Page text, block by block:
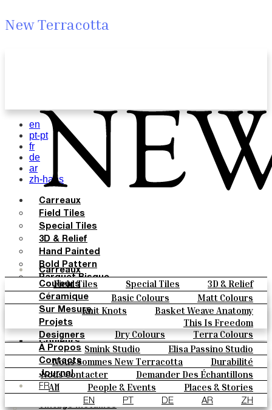
New Terracotta
Carreaux
Field Tiles Special Tiles
3D & Relief
Hand Painted
Bold Pattern
Parquet Bisque
Natural Cotto
Elisa Passino
Smink
Paulo Vale
Couleurs
Basic Colours
Matt Colours
Oxide Explosions
Special Firing
Vintage Metallics
Gold & Platinum
Blends
Dry Colours
Terra Colours
Céramique
Knit Knots
Basket Weave Anatomy
This Is Freedom
Sur Mesure
Projets
Designers
Smink Studio
Elisa Passino Studio
Paulo Vale
À Propos
Nous Sommes New Terracotta
Durabilité
Le Studio
Contacts
Nous Contacter
Demander Des Échantillons
Comment Acheter
Catalogues Et Spécifications Techniques
FAQ
Journal
All People & Events
Places & Stories
Materials & Sustainability
Inspiration & Culture
FR
EN PT DE AR ZH
en
pt-pt
fr
de
ar
zh-hans
Carreaux
Field Tiles
Special Tiles
3D & Relief
Hand Painted
Bold Pattern
Parquet Bisque
Natural Cotto
Elisa Passino
Smink
Paulo Vale
Couleurs
Basic Colours
Matt Colours
Oxide Explosions
Special Firing
Vintage Metallics